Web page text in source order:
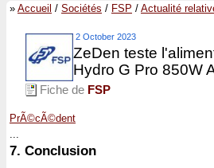
» Accueil / Sociétés / FSP / Actualité
2 October 2023
ZeDen teste
Hydro G Pro 850W
Fiche de FSP
PrÃ©cÃ©dent
...
7. Conclusion